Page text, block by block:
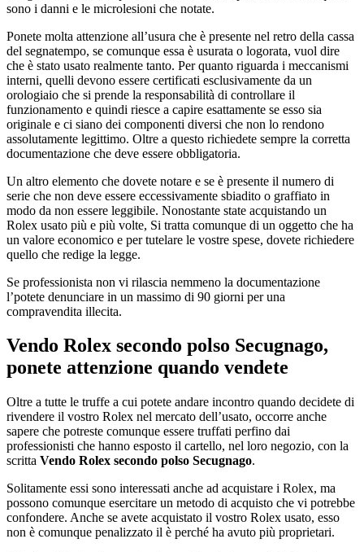
sono i danni e le microlesioni che notate.
Ponete molta attenzione all’usura che è presente nel retro della cassa
del segnatempo, se comunque essa è usurata o logorata, vuol dire
che è stato usato realmente tanto. Per quanto riguarda i meccanismi
interni, quelli devono essere certificati esclusivamente da un
orologiaio che si prende la responsabilità di controllare il
funzionamento e quindi riesce a capire esattamente se esso sia
originale e ci siano dei componenti diversi che non lo rendono
assolutamente legittimo. Oltre a questo richiedete sempre la corretta
documentazione che deve essere obbligatoria.
Un altro elemento che dovete notare e se è presente il numero di
serie che non deve essere eccessivamente sbiadito o graffiato in
modo da non essere leggibile. Nonostante state acquistando un
Rolex usato più e più volte, Si tratta comunque di un oggetto che ha
un valore economico e per tutelare le vostre spese, dovete richiedere
quello che redige la legge.
Se professionista non vi rilascia nemmeno la documentazione
l’potete denunciare in un massimo di 90 giorni per una
compravendita illecita.
Vendo Rolex secondo polso Secugnago,
ponete attenzione quando vendete
Oltre a tutte le truffe a cui potete andare incontro quando decidete di
rivendere il vostro Rolex nel mercato dell’usato, occorre anche
sapere che potreste comunque essere truffati perfino dai
professionisti che hanno esposto il cartello, nel loro negozio, con la
scritta Vendo Rolex secondo polso Secugnago.
Solitamente essi sono interessati anche ad acquistare i Rolex, ma
possono comunque esercitare un metodo di acquisto che vi potrebbe
confondere. Anche se avete acquistato il vostro Rolex usato, esso
non è comunque penalizzato il è perché ha avuto più proprietari.